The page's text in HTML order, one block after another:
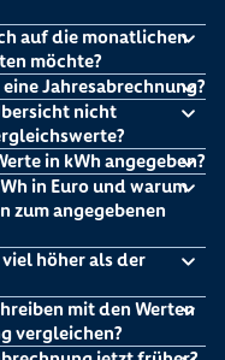
auf die monatlichen
möchte?
Jahresabrechnung?
nicht
in kWh angegeben?
in Euro und warum
zum angegebenen
höher als der
mit den Werten
vergleichen?